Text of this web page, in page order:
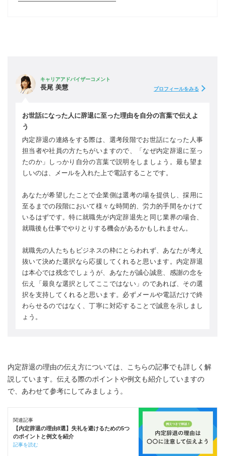
キャリアアドバイザーコメント
長尾 美慧 プロフィールをみる
お世話になった人に辞退に至った理由を自分の言葉で伝えよ
う
内定辞退の連絡をする際は、選考段階でお世話になった人事
担当者や社員の方たちがいますので、「なぜ内定辞退に至っ
たのか」しっかり自分の言葉で説明をしましょう。最も望ま
しいのは、メールを入れた上で電話することです。
あなたが希望したことで企業側は選考の場を提供し、採用に
至るまでの段階において様々な時間的、労力的手間をかけて
いるはずです。特に就職先が内定辞退先と同じ業界の場合、
就職後も仕事でやりとりする機会があるかもしれません。
就職先の人たちもビジネスの枠にとらわれず、あなたが考え
抜いて決めた選択なら応援してくれると思います。内定辞退
は本心では残念でしょうが、あなたが誠心誠意、感謝の念を
伝え「最良な選択としてここではない」のであれば、その選
択を支持してくれると思います。必ずメールや電話だけで終
わらせるのではなく、丁寧に対応することで誠意を示しまし
ょう。
内定辞退の理由の伝え方については、こちらの記事でも詳しく解
説しています。伝える際のポイントや例文も紹介していますの
で、あわせて参考にしてみましょう。
関連記事
【内定辞退の理由8選】失礼を避けるための5つ
のポイントと例文を紹介
記事を読む